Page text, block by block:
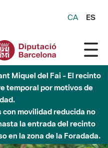
CA ES
Miquel del Fai - El recinto
temporal por motivos de
movilidad reducida no
la entrada del recinto
en la zona de la Foradada.